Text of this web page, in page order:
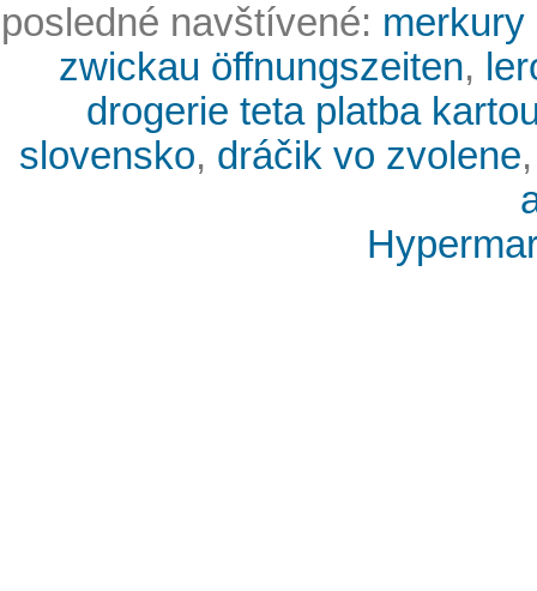
posledné navštívené: merkury
zwickau öffnungszeiten,
drogerie teta platba
slovensko, dráčik vo zvolene